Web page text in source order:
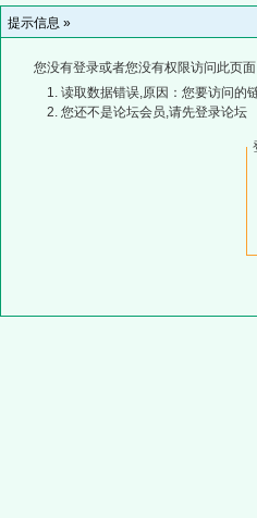
提示信息 »
您没有登录或者您没有权限访问此页
读取数据错误,原因：您要访问的
您还不是论坛会员,请先登录论坛